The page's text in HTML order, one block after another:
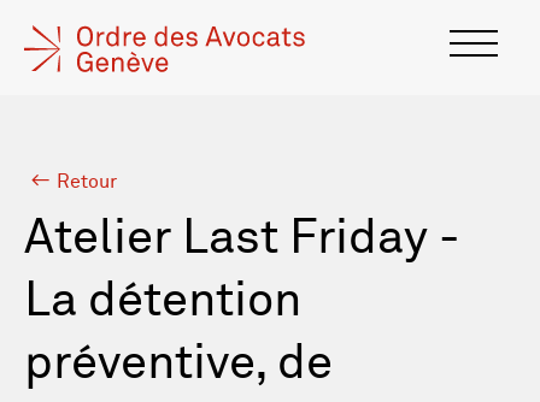
Retour
Atelier Last Friday -
La détention
préventive, de